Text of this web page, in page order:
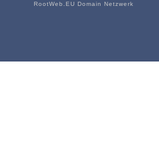
RootWeb.EU Domain Netzwerk